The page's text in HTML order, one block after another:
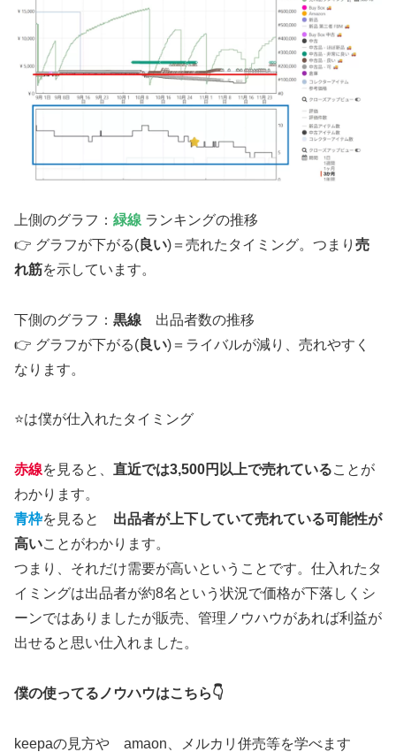
上側のグラフ： 緑線 ランキングの推移
👉 グラフが下がる( 良い)＝売れたタイミング。つまり 売
れ筋を示しています。
下側のグラフ： 黒線 出品者数の推移
👉 グラフが下がる( 良い)＝ライバルが減り、売れやすく
なります。
⭐は僕が仕入れたタイミング
赤線を見ると、 直近では3,500円以上で売れていることが
わかります。
青枠を見ると 出品者が上下していて売れている可能性が
高いことがわかります。
つまり、それだけ需要が高いということです。仕入れたタ
イミングは出品者が約8名という状況で価格が下落しくシ
ーンではありましたが販売、管理ノウハウがあれば利益が
出せると思い仕入れました。
僕の使ってるノウハウはこちら👇
keepaの見方や amaon、メルカリ併売等を学べます